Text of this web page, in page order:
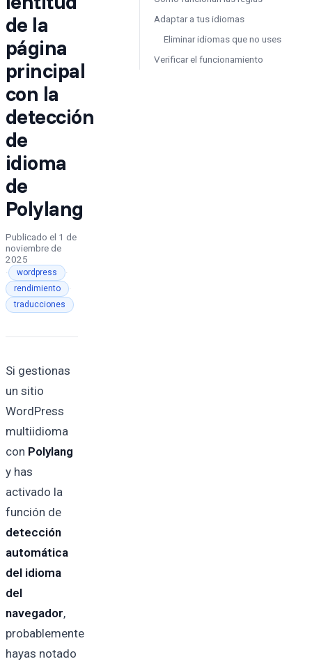
de la
página
principal
con la
detección
de
idioma
de
Polylang
Publicado el 1 de
noviembre de
2025
·
wordpress ·
rendimiento ·
traducciones
Si gestionas
un sitio
WordPress
multiidioma
con Polylang
y has
activado la
función de
detección
automática
del idioma
del
navegador,
probablemente
hayas notado
Adaptar a tus idiomas
Eliminar idiomas que no uses
Verificar el funcionamiento